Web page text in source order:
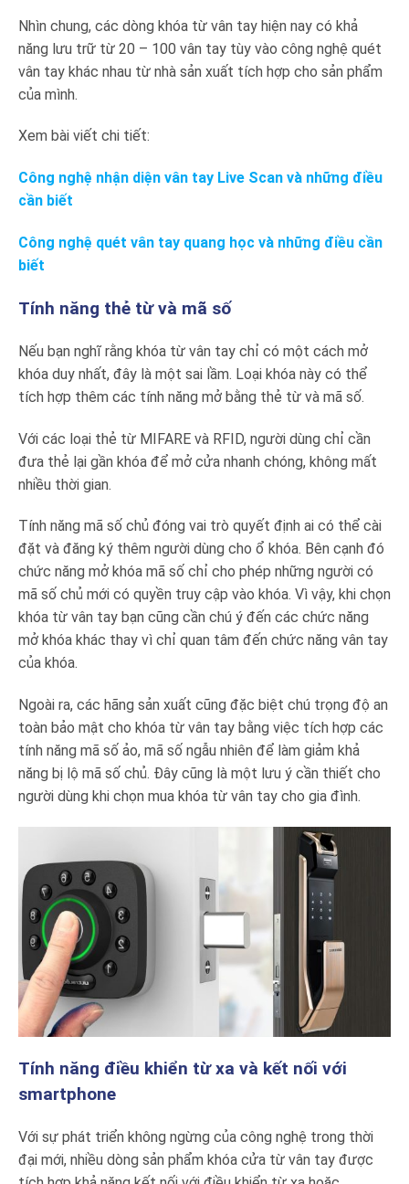
Nhìn chung, các dòng khóa từ vân tay hiện nay có khả
năng lưu trữ từ 20 – 100 vân tay tùy vào công nghệ quét
vân tay khác nhau từ nhà sản xuất tích hợp cho sản phẩm
của mình.
Xem bài viết chi tiết:
Công nghệ nhận diện vân tay Live Scan và những điều
cần biết
Công nghệ quét vân tay quang học và những điều cần
biết
Tính năng thẻ từ và mã số
Nếu bạn nghĩ rằng khóa từ vân tay chỉ có một cách mở
khóa duy nhất, đây là một sai lầm. Loại khóa này có thể
tích hợp thêm các tính năng mở bằng thẻ từ và mã số.
Với các loại thẻ từ MIFARE và RFID, người dùng chỉ cần
đưa thẻ lại gần khóa để mở cửa nhanh chóng, không mất
nhiều thời gian.
Tính năng mã số chủ đóng vai trò quyết định ai có thể cài
đặt và đăng ký thêm người dùng cho ổ khóa. Bên cạnh đó
chức năng mở khóa mã số chỉ cho phép những người có
mã số chủ mới có quyền truy cập vào khóa. Vì vậy, khi chọn
khóa từ vân tay bạn cũng cần chú ý đến các chức năng
mở khóa khác thay vì chỉ quan tâm đến chức năng vân tay
của khóa.
Ngoài ra, các hãng sản xuất cũng đặc biệt chú trọng độ an
toàn bảo mật cho khóa từ vân tay bằng việc tích hợp các
tính năng mã số ảo, mã số ngẫu nhiên để làm giảm khả
năng bị lộ mã số chủ. Đây cũng là một lưu ý cần thiết cho
người dùng khi chọn mua khóa từ vân tay cho gia đình.
Tính năng điều khiển từ xa và kết nối với
smartphone
Với sự phát triển không ngừng của công nghệ trong thời
đại mới, nhiều dòng sản phẩm khóa cửa từ vân tay được